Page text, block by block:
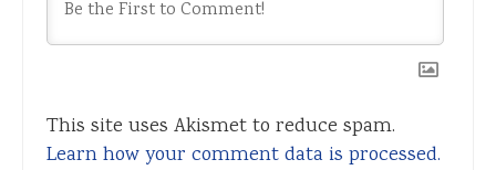
This site uses Akismet to reduce spam.
Learn how your comment data is processed.